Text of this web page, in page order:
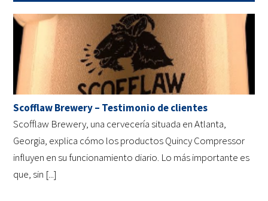
Scofflaw Brewery – Testimonio de clientes
Scofflaw Brewery, una cervecería situada en Atlanta,
Georgia, explica cómo los productos Quincy Compressor
influyen en su funcionamiento diario. Lo más importante es
que, sin [...]